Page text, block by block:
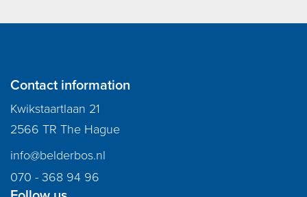
Contact information
Kwikstaartlaan 21
2566 TR The Hague
info@belderbos.nl
070 - 368 94 96